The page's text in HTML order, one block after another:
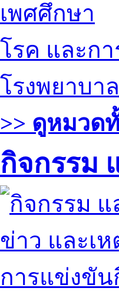
เพศศึกษา
โรค และก
โรงพยาบาล
>> ดูหมวด
กิจกรรม
ข่าว และเ
การแข่งขัน